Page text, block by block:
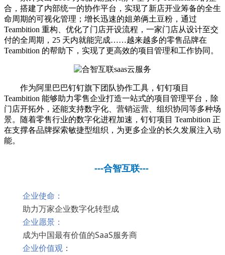
合，搭建了内部统一的协作平台，实现了新店开业筹备的全生
命周期的可视化管理；增长迅速的姐弟俩土豆粉，通过
Teambition 重构、优化了门店开设流程，一家门店从设计至交
付的全周期，25 天内就能完成……越来越多的零售品牌在
Teambition 的帮助下，实现了更高效的项目管理和工作协同。
作为阿里巴巴钉钉旗下团队协作工具，钉钉项目
Teambition 能够助力零售企业打造一站式的项目管理平台，除
门店开拓外，还能支持数字化、营销运营、组织协同等多种场
景。随着零售行业的数字化进程加速，钉钉项目 Teambition 正
在支撑各品牌探索敏捷型组织，为更多企业的长久发展注入动
能。
---合智互联---
企业使命：
助力万家企业数字化转型成
企业愿景：
成为中国最有价值的SaaS服务商
企业价值观 ：